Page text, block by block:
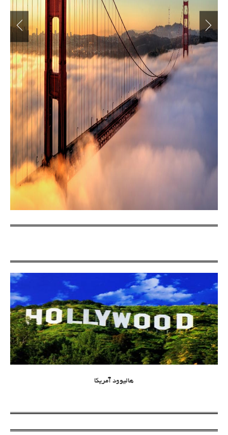
هالیوود آمریکا